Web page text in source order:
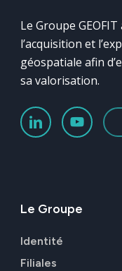
Le Groupe
l’acquisition et
géospatiale afin
sa valorisation.
Le Groupe
Identité
Filiales